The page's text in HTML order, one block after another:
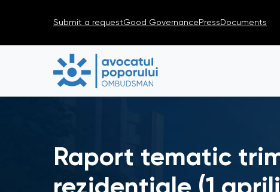
Submit a requestGood Governance Press Documents
Raport tematic